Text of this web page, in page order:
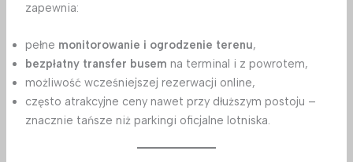
zapewnia:
pełne monitorowanie i ogrodzenie terenu,
bezpłatny transfer busem na terminal i z powrotem,
możliwość wcześniejszej rezerwacji online,
często atrakcyjne ceny nawet przy dłuższym postoju –
znacznie tańsze niż parkingi oficjalne lotniska.